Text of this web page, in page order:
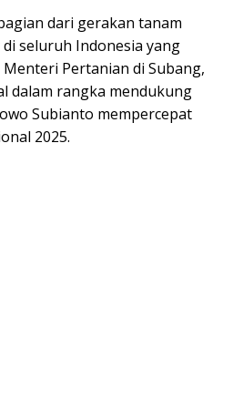
dari gerakan tanam
seluruh Indonesia yang
Pertanian di Subang,
dalam rangka mendukung
Subianto mempercepat
2025.